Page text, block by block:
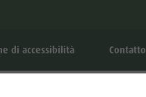
di accessibilità Contatto